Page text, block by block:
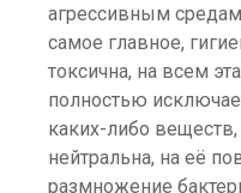
агрессивным
самое главное,
токсична, на всем
полностью
каких-либо
нейтральна, на её
размножение